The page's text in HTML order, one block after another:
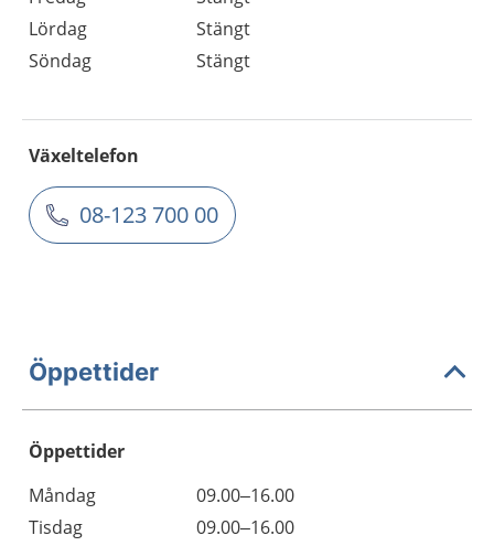
Lördag
Stängt
Söndag
Stängt
Växeltelefon
08-123 700 00
Öppettider
Öppettider
Dag
Öppettider
Kommentarer
Måndag
09.00–16.00
Tisdag
09.00–16.00